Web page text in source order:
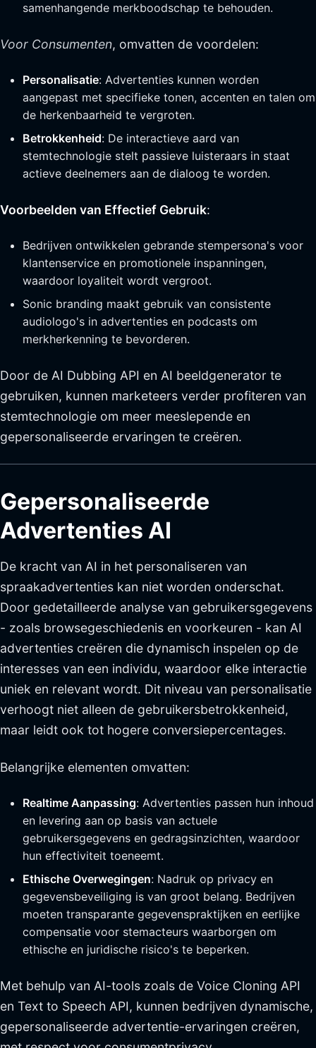
samenhangende merkboodschap te behouden.
Voor Consumenten, omvatten de voordelen:
Personalisatie: Advertenties kunnen worden
aangepast met specifieke tonen, accenten en talen om
de herkenbaarheid te vergroten.
Betrokkenheid: De interactieve aard van
stemtechnologie stelt passieve luisteraars in staat
actieve deelnemers aan de dialoog te worden.
Voorbeelden van Effectief Gebruik:
Bedrijven ontwikkelen gebrande stempersona's voor
klantenservice en promotionele inspanningen,
waardoor loyaliteit wordt vergroot.
Sonic branding maakt gebruik van consistente
audiologo's in advertenties en podcasts om
merkherkenning te bevorderen.
Door de AI Dubbing API en AI beeldgenerator te
gebruiken, kunnen marketeers verder profiteren van
stemtechnologie om meer meeslepende en
gepersonaliseerde ervaringen te creëren.
Gepersonaliseerde
Advertenties AI
De kracht van AI in het personaliseren van
spraakadvertenties kan niet worden onderschat.
Door gedetailleerde analyse van gebruikersgegevens
- zoals browsegeschiedenis en voorkeuren - kan AI
advertenties creëren die dynamisch inspelen op de
interesses van een individu, waardoor elke interactie
uniek en relevant wordt. Dit niveau van personalisatie
verhoogt niet alleen de gebruikersbetrokkenheid,
maar leidt ook tot hogere conversiepercentages.
Belangrijke elementen omvatten:
Realtime Aanpassing: Advertenties passen hun inhoud
en levering aan op basis van actuele
gebruikersgegevens en gedragsinzichten, waardoor
hun effectiviteit toeneemt.
Ethische Overwegingen: Nadruk op privacy en
gegevensbeveiliging is van groot belang. Bedrijven
moeten transparante gegevenspraktijken en eerlijke
compensatie voor stemacteurs waarborgen om
ethische en juridische risico's te beperken.
Met behulp van AI-tools zoals de Voice Cloning API
en Text to Speech API, kunnen bedrijven dynamische,
gepersonaliseerde advertentie-ervaringen creëren,